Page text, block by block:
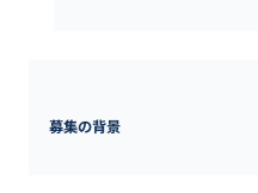
募集の背景